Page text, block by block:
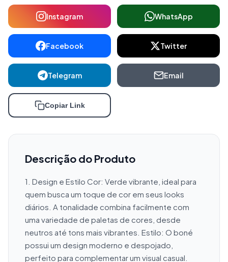
Instagram WhatsApp
Facebook Twitter
Telegram Email
Copiar Link
Descrição do Produto
1. Design e Estilo Cor: Verde vibrante, ideal para
quem busca um toque de cor em seus looks
diários. A tonalidade combina facilmente com
uma variedade de paletas de cores, desde
neutros até tons mais vibrantes. Estilo: O boné
possui um design moderno e despojado,
perfeito para complementar um visual casual.